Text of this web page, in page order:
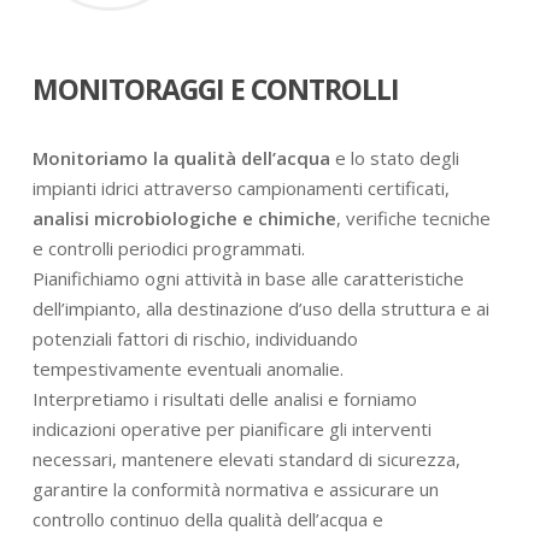
MONITORAGGI E CONTROLLI
Monitoriamo la qualità dell’acqua e lo stato degli
impianti idrici attraverso campionamenti certificati,
analisi microbiologiche e chimiche, verifiche tecniche
e controlli periodici programmati.
Pianifichiamo ogni attività in base alle caratteristiche
dell’impianto, alla destinazione d’uso della struttura e ai
potenziali fattori di rischio, individuando
tempestivamente eventuali anomalie.
Interpretiamo i risultati delle analisi e forniamo
indicazioni operative per pianificare gli interventi
necessari, mantenere elevati standard di sicurezza,
garantire la conformità normativa e assicurare un
controllo continuo della qualità dell’acqua e